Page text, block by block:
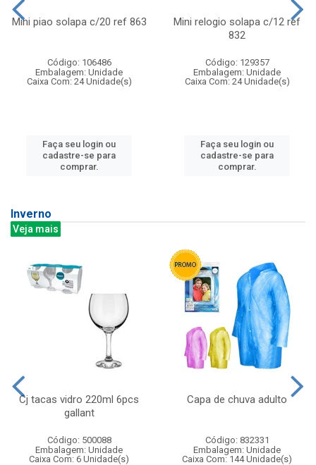
Mini piao solapa c/20 ref 863
Código: 106486
Embalagem: Unidade
Caixa Com: 24 Unidade(s)
Faça seu login ou
cadastre-se para
comprar.
Mini relogio solapa c/12 ref
832
Código: 129357
Embalagem: Unidade
Caixa Com: 24 Unidade(s)
Faça seu login ou
cadastre-se para
comprar.
Inverno
Veja mais
Cj tacas vidro 220ml 6pcs
gallant
Código: 500088
Embalagem: Unidade
Caixa Com: 6 Unidade(s)
Capa de chuva adulto
Código: 832331
Embalagem: Unidade
Caixa Com: 144 Unidade(s)